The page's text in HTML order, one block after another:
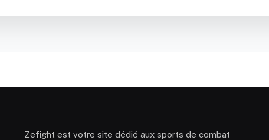
Zefight est votre site dédié aux sports de combat